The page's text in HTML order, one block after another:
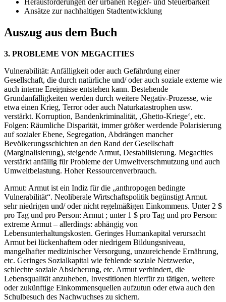
Herausforderungen der urbanen Regier- und Steuerbarkeit
Ansätze zur nachhaltigen Stadtentwicklung
Auszug aus dem Buch
3. PROBLEME VON MEGACITIES
Vulnerabilität: Anfälligkeit oder auch Gefährdung einer
Gesellschaft, die durch natürliche und/ oder auch soziale externe wie
auch interne Ereignisse entstehen kann. Bestehende
Grundanfälligkeiten werden durch weitere Negativ-Prozesse, wie
etwa einen Krieg, Terror oder auch Naturkatastrophen usw.
verstärkt. Korruption, Bandenkriminalität, ‚Ghetto-Kriege‘, etc.
Folgen: Räumliche Disparität, immer größer werdende Polarisierung
auf sozialer Ebene, Segregation, Abdrängen mancher
Bevölkerungsschichten an den Rand der Gesellschaft
(Marginalisierung), steigende Armut, Destabilisierung. Megacities
verstärkt anfällig für Probleme der Umweltverschmutzung und auch
Umweltbelastung. Hoher Ressourcenverbrauch.
Armut: Armut ist ein Indiz für die „anthropogen bedingte
Vulnerabilität“. Neoliberale Wirtschaftspolitik begünstigt Armut.
sehr niedrigen und/ oder nicht regelmäßigen Einkommens. Unter 2 $
pro Tag und pro Person: Armut ; unter 1 $ pro Tag und pro Person:
extreme Armut – allerdings: abhängig von
Lebensunterhaltungskosten. Geringes Humankapital verursacht
Armut bei lückenhaftem oder niedrigem Bildungsniveau,
mangelhafter medizinischer Versorgung, unzureichende Ernährung,
etc. Geringes Sozialkapital wie fehlende soziale Netzwerke,
schlechte soziale Absicherung, etc. Armut verhindert, die
Lebensqualität anzuheben, Investitionen hierfür zu tätigen, weitere
oder zukünftige Einkommensquellen aufzutun oder etwa auch den
Schulbesuch des Nachwuchses zu sichern.